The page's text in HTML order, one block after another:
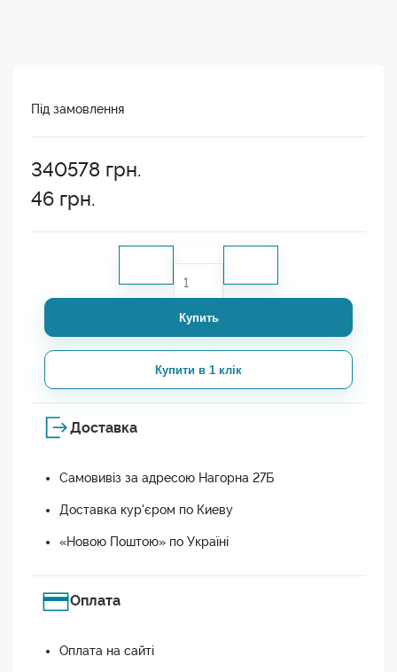
Під замовлення
340578 грн.
46 грн.
Купить
Купити в 1 клік
Доставка
Самовивіз за адресою Нагорна 27Б
Доставка кур'єром по Киеву
«Новою Поштою» по Україні
Оплата
Оплата на сайті